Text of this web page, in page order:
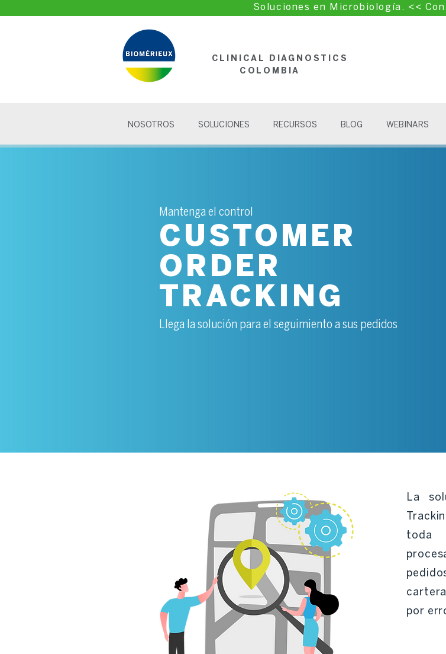
Soluciones en Microbiología. <<
CLINICAL DIAGNOSTICS
COLOMBIA
NOSOTROS SOLUCIONES RECURSOS BLOG WEBINARS
Mantenga el control
CUSTOMER
ORDER
TRACKING
Llega la solución para el seguimiento a sus pedidos
La
toda
por